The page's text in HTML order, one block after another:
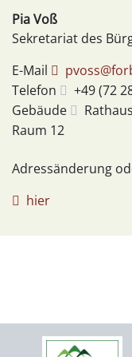
PiaVoß
Sekretariat des
E-Mail
Telefon
+49 (72
Gebäude
Rathaus
Raum 12
Adressänderung
hier